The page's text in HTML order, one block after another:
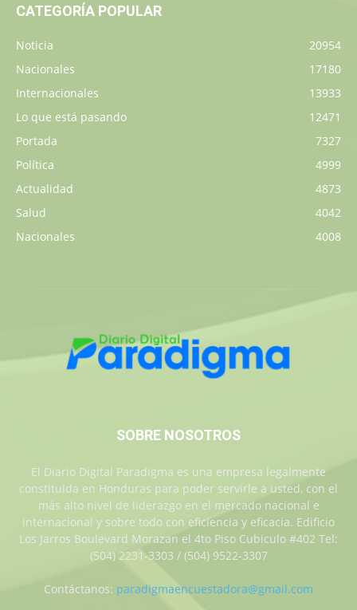
CATEGORÍA POPULAR
Noticia
20954
Nacionales
17180
Internacionales
13933
Lo que está pasando
12471
Portada
7327
Política
4999
Actualidad
4873
Salud
4042
Nacionales
4008
SOBRE NOSOTROS
El Diario Digital Paradigma es una empresa legalmente
constituida en Honduras para poder servirle a usted, con el
más alto nivel de liderazgo en el mercado nacional e
internacional y sobre todo con eficiencia y eficacia. Edificio
Los Jarros Boulevard Morazan el 4to Piso Cubiculo #402 Tel:
(504) 2231-3303 / (504) 9522-3307
Contáctanos: paradigmaencuestadora@gmail.com